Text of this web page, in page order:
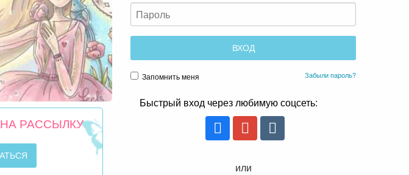
РАССЫЛКУ
Запомнить меня Забыли пароль?
Быстрый вход через любимую соцсеть:
или